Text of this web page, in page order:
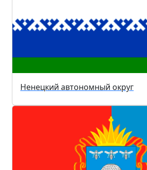
Ненецкий автономный округ